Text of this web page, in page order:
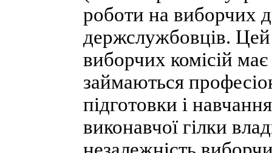
роботи на виборчих
держслужбовців.
виборчих комісій
займаються
підготовки і
виконавчої гілки